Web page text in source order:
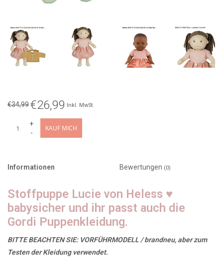
€34,99€26,99 Inkl. MwSt.
+
-
KAUF MICH
Informationen Bewertungen (0)
Stoffpuppe Lucie von Heless ♥
babysicher und ihr passt auch die
Gordi Puppenkleidung.
BITTE BEACHTEN SIE: VORFÜHRMODELL / brandneu, aber zum
Testen der Kleidung verwendet.